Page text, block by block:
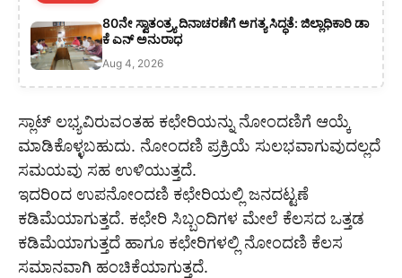
80ನೇ ಸ್ವಾತಂತ್ರ್ಯ ದಿನಾಚರಣೆಗೆ ಅಗತ್ಯ ಸಿದ್ಧತೆ: ಜಿಲ್ಲಾಧಿಕಾರಿ ಡಾ
ಕೆ ಎನ್ ಅನುರಾಧ
Aug 4, 2026
ಸ್ಲಾಟ್ ಲಭ್ಯವಿರುವಂತಹ ಕಛೇರಿಯನ್ನು ನೋಂದಣಿಗೆ ಆಯ್ಕೆ
ಮಾಡಿಕೊಳ್ಳಬಹುದು. ನೋಂದಣಿ ಪ್ರಕ್ರಿಯೆ ಸುಲಭವಾಗುವುದಲ್ಲದೆ
ಸಮಯವು ಸಹ ಉಳಿಯುತ್ತದೆ.
ಇದರಿoದ ಉಪನೋಂದಣಿ ಕಛೇರಿಯಲ್ಲಿ ಜನದಟ್ಟಣೆ
ಕಡಿಮೆಯಾಗುತ್ತದೆ. ಕಛೇರಿ ಸಿಬ್ಬಂದಿಗಳ ಮೇಲೆ ಕೆಲಸದ ಒತ್ತಡ
ಕಡಿಮೆಯಾಗುತ್ತದೆ ಹಾಗೂ ಕಛೇರಿಗಳಲ್ಲಿ ನೋಂದಣಿ ಕೆಲಸ
ಸಮಾನವಾಗಿ ಹಂಚಿಕೆಯಾಗುತ್ತದೆ.